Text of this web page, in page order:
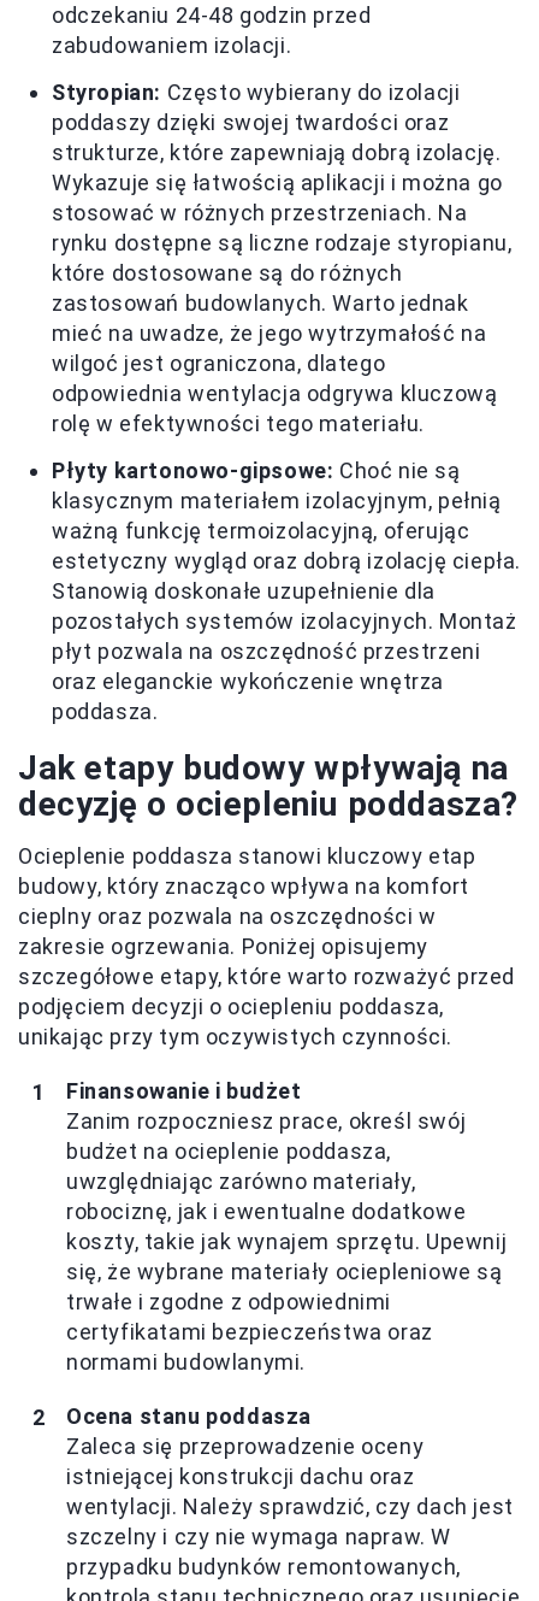
odczekaniu 24-48 godzin przed
zabudowaniem izolacji.
Styropian: Często wybierany do izolacji
poddaszy dzięki swojej twardości oraz
strukturze, które zapewniają dobrą izolację.
Wykazuje się łatwością aplikacji i można go
stosować w różnych przestrzeniach. Na
rynku dostępne są liczne rodzaje styropianu,
które dostosowane są do różnych
zastosowań budowlanych. Warto jednak
mieć na uwadze, że jego wytrzymałość na
wilgoć jest ograniczona, dlatego
odpowiednia wentylacja odgrywa kluczową
rolę w efektywności tego materiału.
Płyty kartonowo-gipsowe: Choć nie są
klasycznym materiałem izolacyjnym, pełnią
ważną funkcję termoizolacyjną, oferując
estetyczny wygląd oraz dobrą izolację ciepła.
Stanowią doskonałe uzupełnienie dla
pozostałych systemów izolacyjnych. Montaż
płyt pozwala na oszczędność przestrzeni
oraz eleganckie wykończenie wnętrza
poddasza.
Jak etapy budowy wpływają na
decyzję o ociepleniu poddasza?
Ocieplenie poddasza stanowi kluczowy etap
budowy, który znacząco wpływa na komfort
cieplny oraz pozwala na oszczędności w
zakresie ogrzewania. Poniżej opisujemy
szczegółowe etapy, które warto rozważyć przed
podjęciem decyzji o ociepleniu poddasza,
unikając przy tym oczywistych czynności.
Finansowanie i budżet
Zanim rozpoczniesz prace, określ swój
budżet na ocieplenie poddasza,
uwzględniając zarówno materiały,
robociznę, jak i ewentualne dodatkowe
koszty, takie jak wynajem sprzętu. Upewnij
się, że wybrane materiały ociepleniowe są
trwałe i zgodne z odpowiednimi
certyfikatami bezpieczeństwa oraz
normami budowlanymi.
Ocena stanu poddasza
Zaleca się przeprowadzenie oceny
istniejącej konstrukcji dachu oraz
wentylacji. Należy sprawdzić, czy dach jest
szczelny i czy nie wymaga napraw. W
przypadku budynków remontowanych,